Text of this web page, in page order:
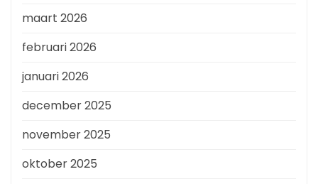
maart 2026
februari 2026
januari 2026
december 2025
november 2025
oktober 2025